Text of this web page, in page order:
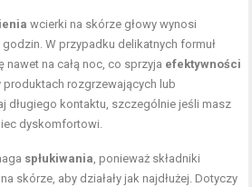
wcierki na skórze głowy wynosi
W przypadku delikatnych formuł
na całą noc, co sprzyja efektywności
produktach rozgrzewających lub
długiego kontaktu, szczególnie jeśli masz
dyskomfortowi.
spłukiwania , ponieważ składniki
skórze, aby działały jak najdłużej. Dotyczy